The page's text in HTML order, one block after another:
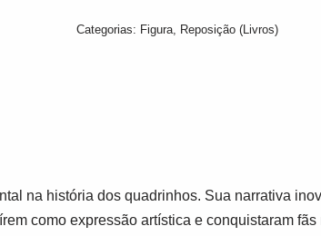
Categorias: Figura, Reposição (Livros)
na história dos quadrinhos. Sua narrativa
como expressão artística e conquistaram fãs